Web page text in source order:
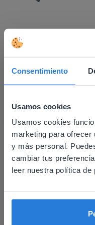
Consentimiento
Usamos cookies
Usamos cookies
marketing para ofrecer
y más personal.
cambiar tus
leer nuestra política de
Planificador
This
your
Based on your
prefer to visit our
English